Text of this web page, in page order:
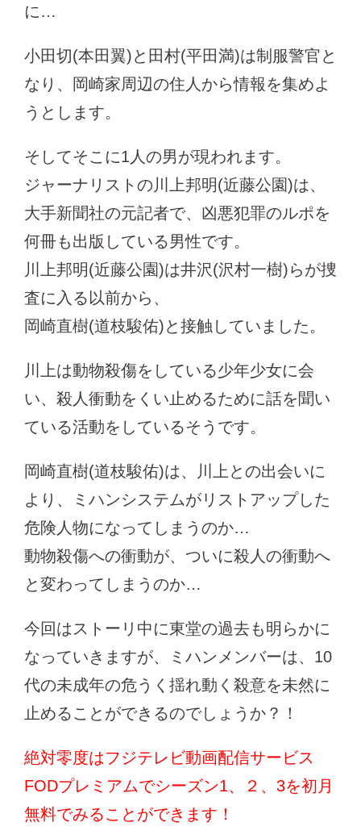
に…
小田切(本田翼)と田村(平田満)は制服警官と
なり、岡崎家周辺の住人から情報を集めよ
うとします。
そしてそこに1人の男が現われます。
ジャーナリストの川上邦明(近藤公園)は、
大手新聞社の元記者で、凶悪犯罪のルポを
何冊も出版している男性です。
川上邦明(近藤公園)は井沢(沢村一樹)らが捜
査に入る以前から、
岡崎直樹(道枝駿佑)と接触していました。
川上は動物殺傷をしている少年少女に会
い、殺人衝動をくい止めるために話を聞い
ている活動をしているそうです。
岡崎直樹(道枝駿佑)は、川上との出会いに
より、ミハンシステムがリストアップした
危険人物になってしまうのか…
動物殺傷への衝動が、ついに殺人の衝動へ
と変わってしまうのか…
今回はストーリ中に東堂の過去も明らかに
なっていきますが、ミハンメンバーは、10
代の未成年の危うく揺れ動く殺意を未然に
止めることができるのでしょうか？！
絶対零度はフジテレビ動画配信サービス
FODプレミアムでシーズン1、２、3を初月
無料でみることができます！